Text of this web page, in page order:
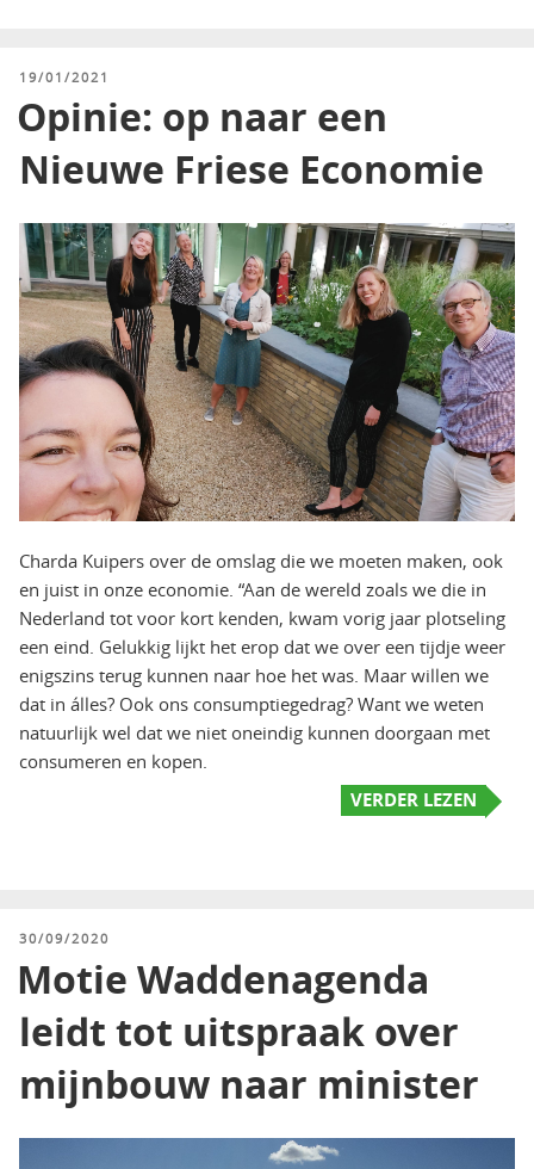
GEPLAATST
19/01/2021
Opinie: op naar een
Nieuwe Friese Economie
Charda Kuipers over de omslag die we moeten maken, ook
en juist in onze economie. “Aan de wereld zoals we die in
Nederland tot voor kort kenden, kwam vorig jaar plotseling
een eind. Gelukkig lijkt het erop dat we over een tijdje weer
enigszins terug kunnen naar hoe het was. Maar willen we
dat in álles? Ook ons consumptiegedrag? Want we weten
natuurlijk wel dat we niet oneindig kunnen doorgaan met
consumeren en kopen.
VERDER LEZEN
GEPLAATST
30/09/2020
Motie Waddenagenda
leidt tot uitspraak over
mijnbouw naar minister